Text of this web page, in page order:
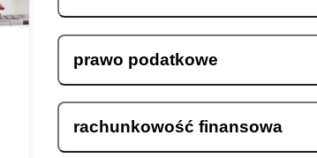
prawo podatkowe
rachunkowość finansowa